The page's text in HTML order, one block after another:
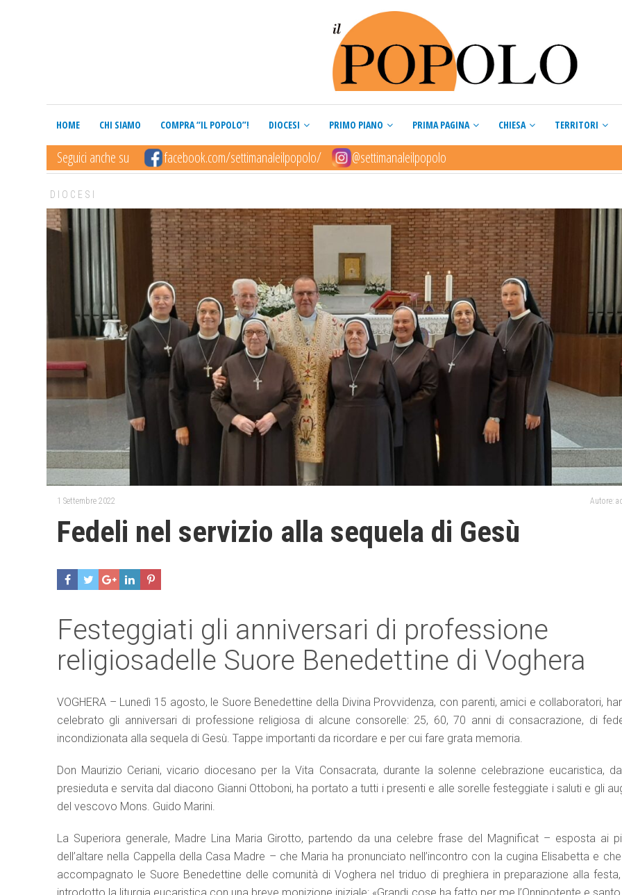
HOME CHI SIAMO COMPRA “IL POPOLO”! DIOCESI PRIMO PIANO PRIMA PAGINA CHIESA TERRITORI
Seguici anche su facebook.com/settimanaleilpopolo/ @settimanaleilpopolo
DIOCESI
1 Settembre 2022 Autore:
Fedeli nel servizio alla sequela di Gesù
Festeggiati gli anniversari di professione
religiosadelle Suore Benedettine di Voghera
VOGHERA – Lunedì 15 agosto, le Suore Benedettine della Divina Provvidenza, con parenti, amici e collaboratori,
celebrato gli anniversari di professione religiosa di alcune consorelle: 25, 60, 70 anni di consacrazione, di
incondizionata alla sequela di Gesù. Tappe importanti da ricordare e per cui fare grata memoria.
Don Maurizio Ceriani, vicario diocesano per la Vita Consacrata, durante la solenne celebrazione eucaristica,
presieduta e servita dal diacono Gianni Ottoboni, ha portato a tutti i presenti e alle sorelle festeggiate i saluti e gli
del vescovo Mons. Guido Marini.
La Superiora generale, Madre Lina Maria Girotto, partendo da una celebre frase del Magnificat – esposta ai
dell’altare nella Cappella della Casa Madre – che Maria ha pronunciato nell’incontro con la cugina Elisabetta e
accompagnato le Suore Benedettine delle comunità di Voghera nel triduo di preghiera in preparazione alla